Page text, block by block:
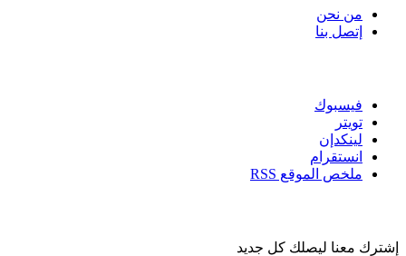
من نحن
إتصل بنا
فيسبوك
تويتر
لينكدإن
انستقرام
ملخص الموقع RSS
إشترك معنا ليصلك كل جديد